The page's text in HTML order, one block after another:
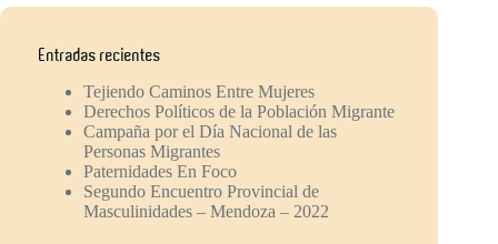
Entradas recientes
Tejiendo Caminos Entre Mujeres
Derechos Políticos de la Población Migrante
Campaña por el Día Nacional de las
Personas Migrantes
Paternidades En Foco
Segundo Encuentro Provincial de
Masculinidades – Mendoza – 2022